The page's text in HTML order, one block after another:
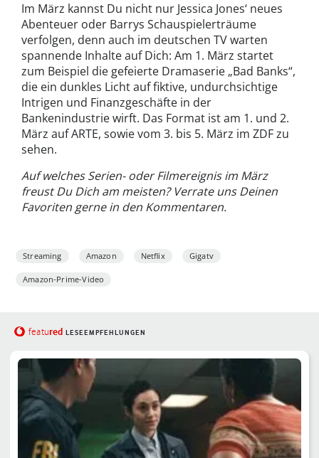
Im März kannst Du nicht nur Jessica Jones‘ neues
Abenteuer oder Barrys Schauspielerträume
verfolgen, denn auch im deutschen TV warten
spannende Inhalte auf Dich: Am 1. März startet
zum Beispiel die gefeierte Dramaserie „Bad Banks“,
die ein dunkles Licht auf fiktive, undurchsichtige
Intrigen und Finanzgeschäfte in der
Bankenindustrie wirft. Das Format ist am 1. und 2.
März auf ARTE, sowie vom 3. bis 5. März im ZDF zu
sehen.
Auf welches Serien- oder Filmereignis im März
freust Du Dich am meisten? Verrate uns Deinen
Favoriten gerne in den Kommentaren.
Streaming Amazon Netflix Gigatv
Amazon-Prime-Video
featured LESEEMPFEHLUNGEN